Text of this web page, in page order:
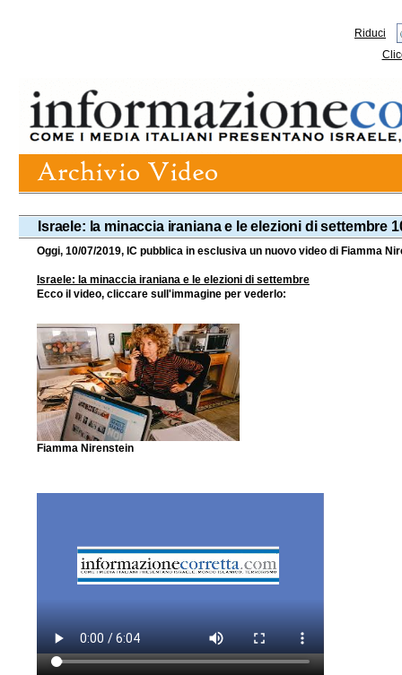
Riduci
Israele: la minaccia iraniana e le elezioni di settembre
Oggi, 10/07/2019, IC pubblica in esclusiva un nuovo video di Fiamma
Israele: la minaccia iraniana e le elezioni di settembre
Ecco il video, cliccare sull'immagine per vederlo:
Fiamma Nirenstein